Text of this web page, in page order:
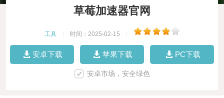
草莓加速器官网
工具 时间：2025-02-15
安卓下载 苹果下载 PC下载
安卓市场，安全绿色